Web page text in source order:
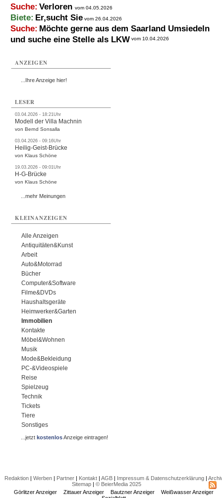
Suche: Verloren vom 04.05.2026
Biete: Er,sucht Sie vom 26.04.2026
Suche: Möchte gerne aus dem Saarland Umsiedeln
und suche eine Stelle als LKW vom 10.04.2026
ANZEIGEN
...Ihre Anzeige hier!
LESER
03.04.2026 - 18:21Uhr
Modell der Villa Machnin
von Bernd Sonsalla
03.04.2026 - 09:16Uhr
Heilig-Geist-Brücke
von Klaus Schöne
19.03.2026 - 09:01Uhr
H-G-Brücke
von Klaus Schöne
...mehr Meinungen
KLEINANZEIGEN
Alle Anzeigen
Antiquitäten&Kunst
Arbeit
Auto&Motorrad
Bücher
Computer&Software
Filme&DVDs
Haushaltsgeräte
Heimwerker&Garten
Immobilien
Kontakte
Möbel&Wohnen
Musik
Mode&Bekleidung
PC-&Videospiele
Reise
Spielzeug
Technik
Tickets
Tiere
Sonstiges
...jetztkostenlosAnzeige eintragen!
Redaktion| Werben| Partner| Kontakt| AGB| Impressum & Datenschutzerklärung|
Sitemap| © BeierMedia 2025
Görlitzer Anzeiger
Zittauer Anzeiger Bautzner Anzeiger
Weißwasser Anzeiger